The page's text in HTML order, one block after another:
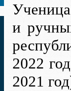
и
2022
2021